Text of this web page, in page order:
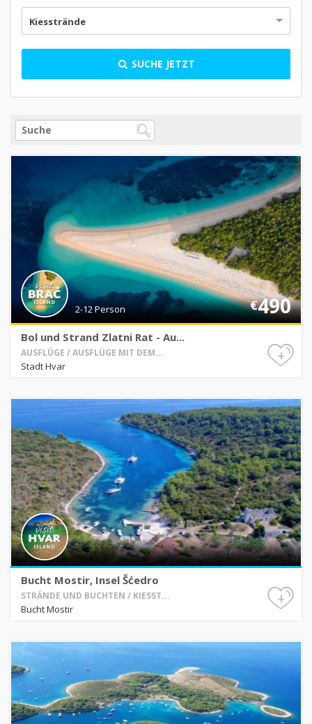
Kiesstrände
SUCHE JETZT
2-12 Person €490
Bol und Strand Zlatni Rat - Au...
AUSFLÜGE / AUSFLÜGE MIT DEM...
Stadt Hvar
+
Bucht Mostir, Insel Šćedro
STRÄNDE UND BUCHTEN / KIESST...
Bucht Mostir
+